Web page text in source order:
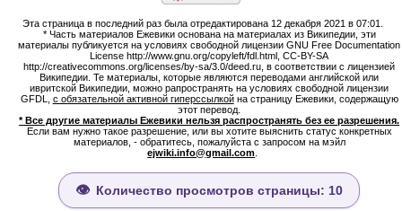
Версия
для
Постоянная
ссылка
Сведения
о странице
Народ
Проекты
Проекты/Участники/
дополнения
Публикации:Авторы
Публикации:Статьи по типу
Темы
ежевиковый куст
ЕжеВиКа,Еврейская Вики-
ЕжеВиКа-ТаНаХ
ЕжеВиКа-Публикации
ЕжеВиКа-Книги (бумажные и
Эта страница в последний раз была отредактирована 12 декабря 2021 в 07:01.
* Часть материалов Ежевики основана на материалах из Википедии, эти
материалы публикуется на условиях свободной лицензии GNU Free Documentation
License http://www.gnu.org/copyleft/fdl.html, CC-BY-SA
http://creativecommons.org/licenses/by-sa/3.0/deed.ru, в соответствии с лицензией
Википедии. Те материалы, которые являются переводами английской или
ивритской Википедии, можно рапространять на условиях свободной лицензии
GFDL, с обязательной активной гиперссылкойна страницу Ежевики, содержащую
этот перевод.
* Все другие материалы Ежевики нельзя распространять без ее разрешения.
Если вам нужно такое разрешение, или вы хотите выяснить статус конкретных
материалов, - обратитесь, пожалуйста с запросом на мэйл
ejwiki.info@gmail.com
Количество просмотров страницы: 10